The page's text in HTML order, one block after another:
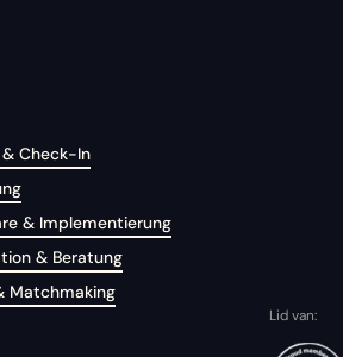
Check-In
& Implementierung
& Beratung
Matchmaking
Lid van: